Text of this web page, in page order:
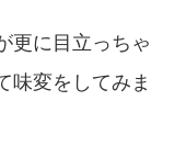
更に目立っちゃ
味変をしてみま